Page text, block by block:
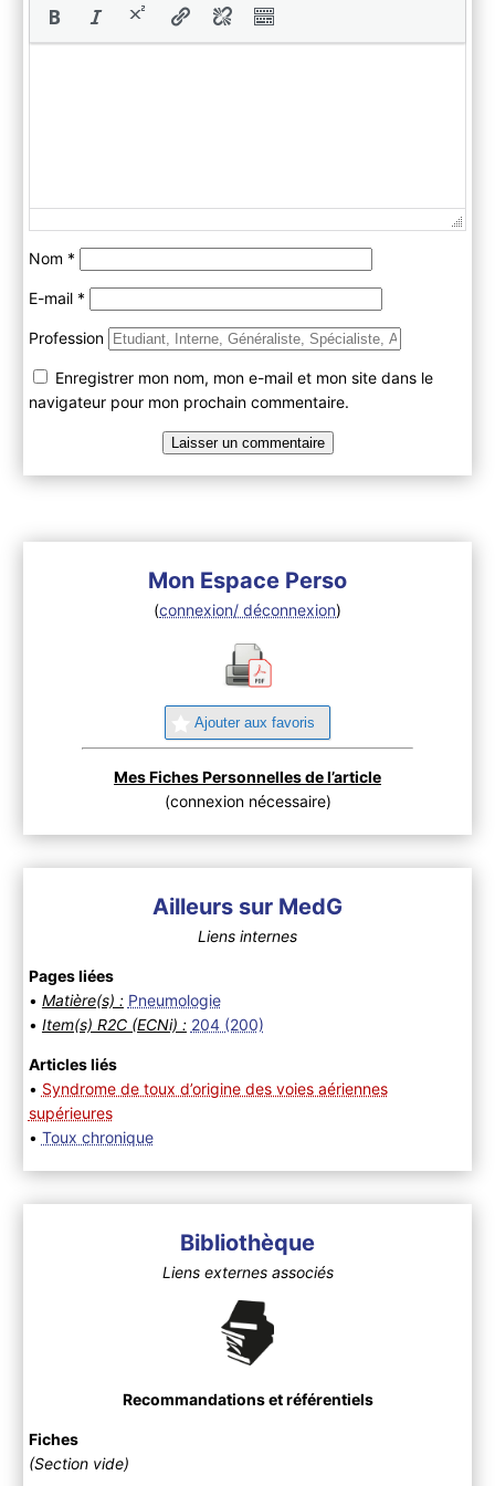
Nom *
E-mail *
Profession
Enregistrer mon nom, mon e-mail et mon site dans le
navigateur pour mon prochain commentaire.
Mon Espace Perso
(connexion/ déconnexion)
Ajouter aux favoris
Mes Fiches Personnelles de l’article
(connexion nécessaire)
Ailleurs sur MedG
Liens internes
Pages liées
• Matière(s) : Pneumologie
• Item(s) R2C (ECNi) : 204 (200)
Articles liés
• Syndrome de toux d’origine des voies aériennes
supérieures
• Toux chronique
Bibliothèque
Liens externes associés
Recommandations et référentiels
Fiches
(Section vide)